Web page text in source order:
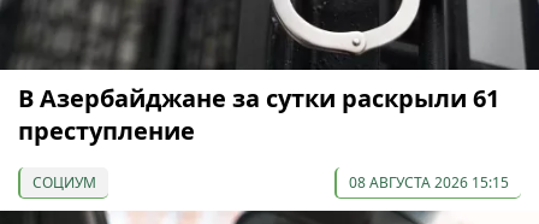
В Азербайджане за сутки раскрыли 61
преступление
СОЦИУМ 08 АВГУСТА 2026 15:15